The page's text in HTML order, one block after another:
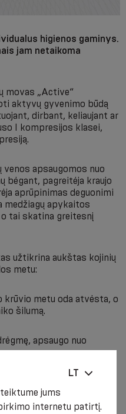
higienos gaminys.
jam netaikoma
movas „Active“
aktyvų gyvenimo būdą
dirbant, keliaujant ar
I kompresijos klasei,
apsaugomos nuo
bėgant, pagreitėja kraujo
aprūpinimas deguonimi
medžiagų apykaitos
tai skatina greitesnį
užtikrina aukštas kojinių
metu:
krūvio metu oda atvėsta, o
šilumą.
apsaugo nuo
apsaugo nuo
metu.
LT
jums
internetu patirtį.